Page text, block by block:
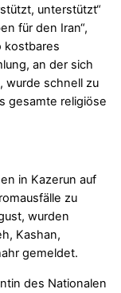
unterstützt“
für den Iran“,
kostbares
an der sich
wurde schnell zu
gesamte religiöse
in Kazerun auf
zu
wurden
Kashan,
gemeldet.
des Nationalen